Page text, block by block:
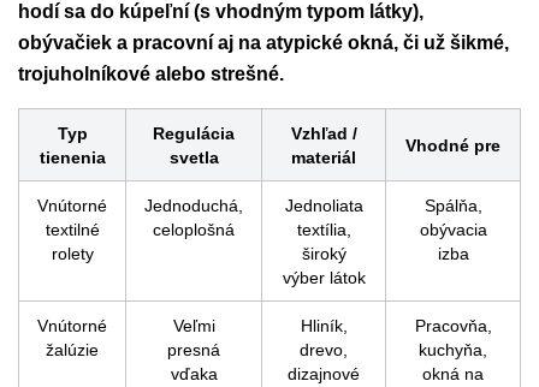
hodí sa do kúpeľní (s vhodným typom látky),
obývačiek a pracovní aj na atypické okná, či už šikmé,
trojuholníkové alebo strešné.
Typ
tienenia
Regulácia
svetla
Vzhľad /
materiál
Vhodné pre
Vnútorné
textilné
rolety
Jednoduchá,
celoplošná
Jednoliata
textília,
široký
výber látok
Spálňa,
obývacia
izba
Vnútorné
žalúzie
Veľmi
presná
vďaka
Hliník,
drevo,
dizajnové
Pracovňa,
kuchyňa,
okná na